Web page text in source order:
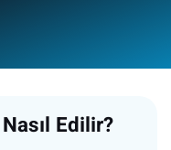
Edilir?